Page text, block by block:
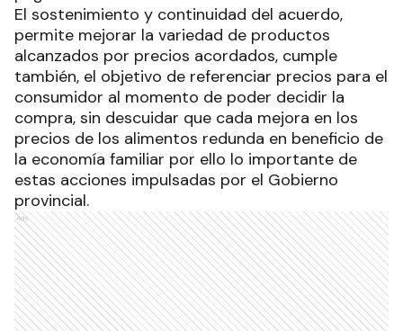
El sostenimiento y continuidad del acuerdo,
permite mejorar la variedad de productos
alcanzados por precios acordados, cumple
también, el objetivo de referenciar precios para el
consumidor al momento de poder decidir la
compra, sin descuidar que cada mejora en los
precios de los alimentos redunda en beneficio de
la economía familiar por ello lo importante de
estas acciones impulsadas por el Gobierno
provincial.
Ads